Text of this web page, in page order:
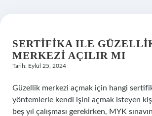
SERTIFIKA ILE
MERKEZI AÇILIR MI
Tarih: Eylül 25, 2024
Güzellik merkezi açmak için hangi
yöntemlerle kendi işini açmak isteyen
beş yıl çalışması gerekirken, MYK